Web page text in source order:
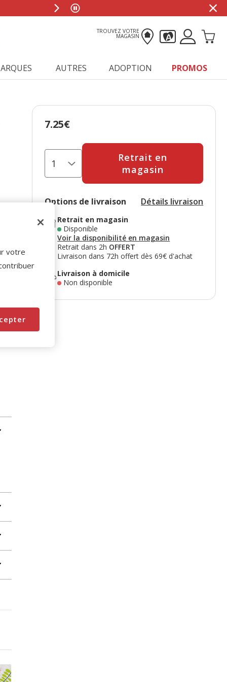
TROUVEZ VOTRE
MAGASIN
AUTRES ADOPTION PROMOS
Prix 7.25€
7.25€
Retrait en
magasin
Options de livraison Détails livraison
Retrait en magasin
Disponible
Voir la disponibilité en magasin
Retrait dans 2h OFFERT
Livraison dans 72h offert dès 69€ d'achat
Livraison à domicile
Non disponible
votre